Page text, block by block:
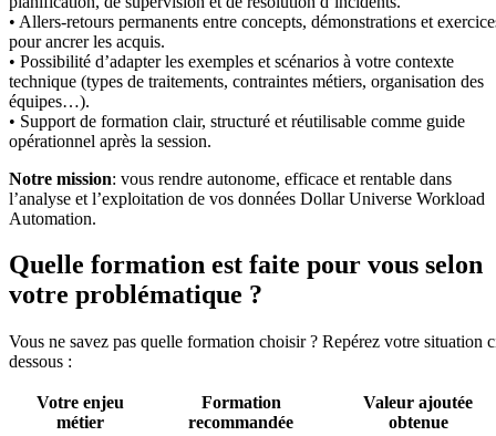
• Allers-retours permanents entre concepts, démonstrations et
pour ancrer les acquis.
• Possibilité d’adapter les exemples et scénarios à votre contexte
technique (types de traitements, contraintes métiers, organisation des
équipes…).
• Support de formation clair, structuré et réutilisable comme guide
opérationnel après la session.
Notre mission: vous rendre autonome, efficace et rentable dans
l’analyse et l’exploitation de vos données Dollar Universe Workload
Automation.
Quelle formation est faite pour vous selon
votre problématique ?
Vous ne savez pas quelle formation choisir ? Repérez votre situation
dessous :
Votre enjeu
métier
Formation
recommandée
Valeur ajoutée
obtenue